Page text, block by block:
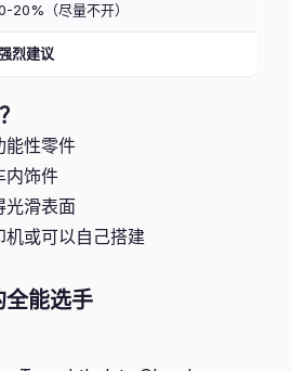
20%（尽量不开）
烈建议
能性零件
内饰件
光滑表面
或可以自己搭建
全能选手